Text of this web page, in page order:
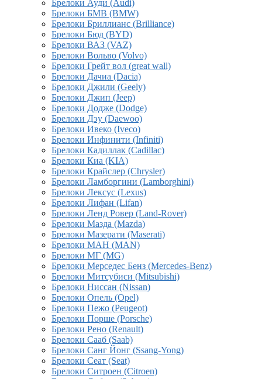
Брелоки Ауди (Audi)
Брелоки БМВ (BMW)
Брелоки Бриллианс (Brilliance)
Брелоки Бюд (BYD)
Брелоки ВАЗ (VAZ)
Брелоки Вольво (Volvo)
Брелоки Грейт вол (great wall)
Брелоки Дачиа (Dacia)
Брелоки Джили (Geely)
Брелоки Джип (Jeep)
Брелоки Додже (Dodge)
Брелоки Дэу (Daewoo)
Брелоки Ивеко (Iveco)
Брелоки Инфинити (Infiniti)
Брелоки Кадиллак (Cadillac)
Брелоки Киа (KIA)
Брелоки Крайслер (Chrysler)
Брелоки Ламборгини (Lamborghini)
Брелоки Лексус (Lexus)
Брелоки Лифан (Lifan)
Брелоки Ленд Ровер (Land-Rover)
Брелоки Мазда (Mazda)
Брелоки Мазерати (Maserati)
Брелоки МАН (MAN)
Брелоки МГ (MG)
Брелоки Мерседес Бенз (Mercedes-Benz)
Брелоки Митсубиси (Mitsubishi)
Брелоки Ниссан (Nissan)
Брелоки Опель (Opel)
Брелоки Пежо (Peugeot)
Брелоки Порше (Porsche)
Брелоки Рено (Renault)
Брелоки Сааб (Saab)
Брелоки Санг Йонг (Ssang-Yong)
Брелоки Сеат (Seat)
Брелоки Ситроен (Citroen)